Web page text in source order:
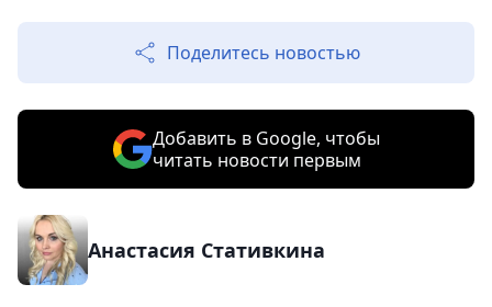
Поделитесь новостью
Добавить в Google, чтобы
читать новости первым
Анастасия Стативкина